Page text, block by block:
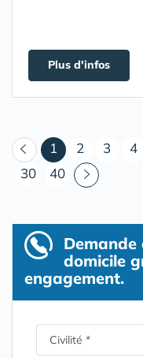
Plus d'infos
1 (courant)
2 3 4
30
40
Demande
domicile
engagement.